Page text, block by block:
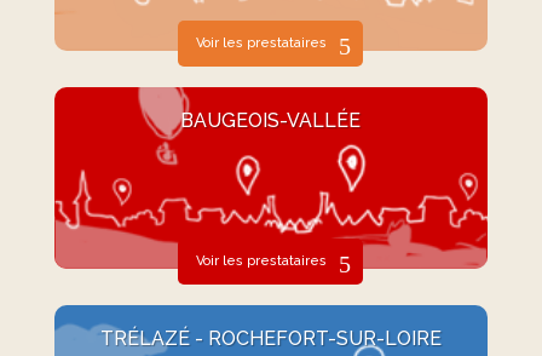
Voir les prestataires
BAUGEOIS-VALLÉE
Voir les prestataires
TRÉLAZÉ - ROCHEFORT-SUR-LOIRE